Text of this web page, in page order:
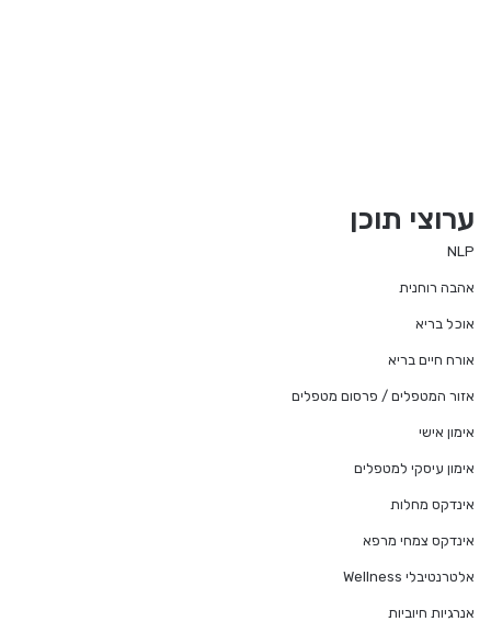
ערוצי תוכן
NLP
אהבה רוחנית
אוכל בריא
אורח חיים בריא
אזור המטפלים / פרסום מטפלים
אימון אישי
אימון עיסקי למטפלים
אינדקס מחלות
אינדקס צמחי מרפא
אלטרנטיבלי Wellness
אנרגיות חיוביות